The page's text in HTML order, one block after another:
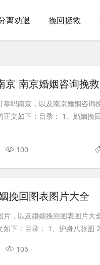
离劝退 挽回拯救
京 南京婚姻咨询挽救
吗南京，以及南京婚姻咨询
文如下：目录： 1、婚姻挽
100
挽回图表图片大全
，以及婚姻挽回图表图片大
下：目录： 1、护身八张图
106